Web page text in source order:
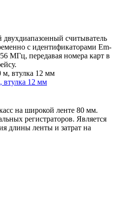
считыватель
с идентификаторами Em-
МГц, передавая номера карт в
втулка 12 мм
на широкой ленте 80 мм.
регистраторов. Является
длины ленты и затрат на